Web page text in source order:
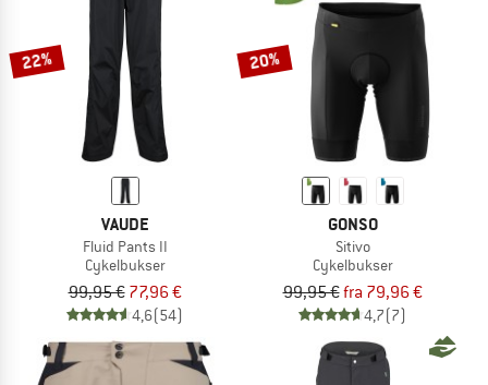
22%
VAUDE
Fluid Pants II
Cykelbukser
99,95 € 77,96 €
4,6(54)
20%
GONSO
Sitivo
Cykelbukser
99,95 €fra 79,96 €
4,7(7)